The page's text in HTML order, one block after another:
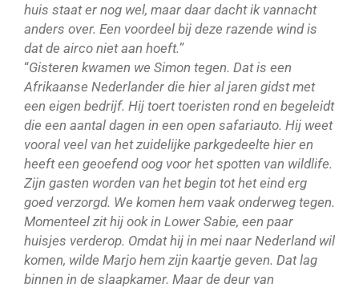
huis staat er nog wel, maar daar dacht ik vannacht
anders over. Een voordeel bij deze razende wind is
dat de airco niet aan hoeft.”
“Gisteren kwamen we Simon tegen. Dat is een
Afrikaanse Nederlander die hier al jaren gidst met
een eigen bedrijf. Hij toert toeristen rond en begeleidt
die een aantal dagen in een open safariauto. Hij weet
vooral veel van het zuidelijke parkgedeelte hier en
heeft een geoefend oog voor het spotten van wildlife.
Zijn gasten worden van het begin tot het eind erg
goed verzorgd. We komen hem vaak onderweg tegen.
Momenteel zit hij ook in Lower Sabie, een paar
huisjes verderop. Omdat hij in mei naar Nederland wil
komen, wilde Marjo hem zijn kaartje geven. Dat lag
binnen in de slaapkamer. Maar de deur van